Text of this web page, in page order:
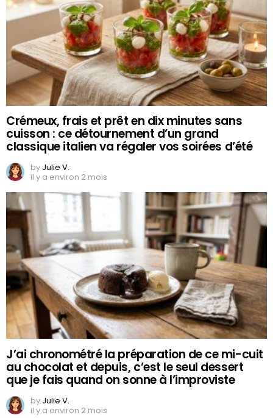
Crémeux, frais et prêt en dix minutes sans
cuisson : ce détournement d’un grand
classique italien va régaler vos soirées d’été
by Julie V.
il y a environ 2 mois
J’ai chronométré la préparation de ce mi-cuit
au chocolat et depuis, c’est le seul dessert
que je fais quand on sonne à l’improviste
by Julie V.
il y a environ 2 mois